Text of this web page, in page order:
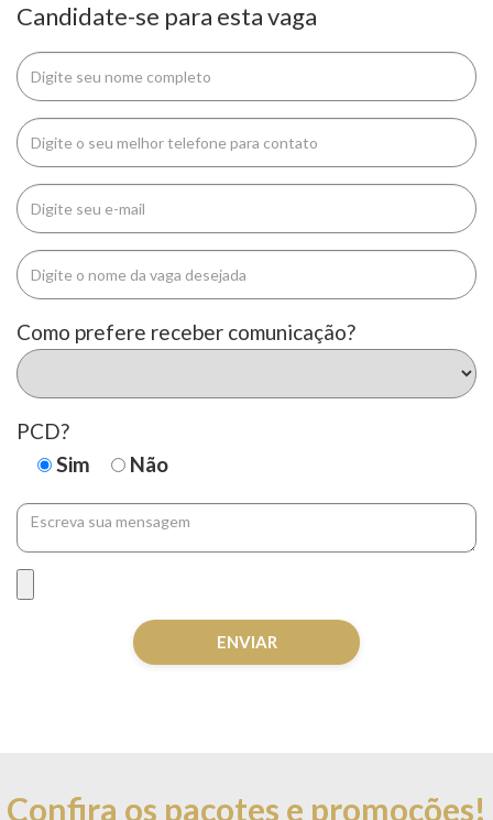
Candidate-se para esta vaga
Como prefere receber comunicação?
PCD?
Sim
Não
Confira os pacotes e promoções!